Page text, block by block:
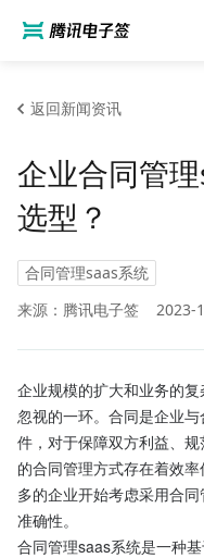
返回新闻资讯
企业合同管
选型？
合同管理saas系统
来源：腾讯电子签
2023-
企业规模的扩大和业务的
忽视的一环。合同是企业
件，对于保障双方利益、
的合同管理方式存在着效
多的企业开始考虑采用合
准确性。
合同管理saas系统是一种